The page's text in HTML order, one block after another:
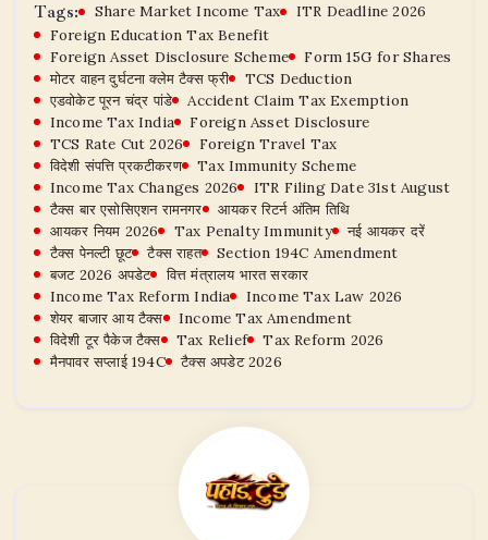
Tags: Share Market Income Tax
ITR Deadline 2026
Foreign Education Tax Benefit
Foreign Asset Disclosure Scheme
Form 15G for Shares
मोटर वाहन दुर्घटना क्लेम टैक्स फ्री
TCS Deduction
एडवोकेट पूरन चंद्र पांडे
Accident Claim Tax Exemption
Income Tax India
Foreign Asset Disclosure
TCS Rate Cut 2026
Foreign Travel Tax
विदेशी संपत्ति प्रकटीकरण
Tax Immunity Scheme
Income Tax Changes 2026
ITR Filing Date 31st August
टैक्स बार एसोसिएशन रामनगर
आयकर रिटर्न अंतिम तिथि
आयकर नियम 2026
Tax Penalty Immunity
नई आयकर दरें
टैक्स पेनल्टी छूट
टैक्स राहत
Section 194C Amendment
बजट 2026 अपडेट
वित्त मंत्रालय भारत सरकार
Income Tax Reform India
Income Tax Law 2026
शेयर बाजार आय टैक्स
Income Tax Amendment
विदेशी टूर पैकेज टैक्स
Tax Relief
Tax Reform 2026
मैनपावर सप्लाई 194C
टैक्स अपडेट 2026